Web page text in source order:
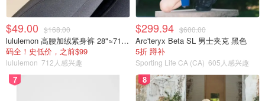
$49.00 $168.00
lululemon 高腰加绒紧身裤 28"≈71cm 5个口袋
码全！史低价，之前$99
lululemon 712人感兴趣
$299.94 $600.00
Arc'teryx Beta SL 男士夹克 黑色
5折 蹲补
Sporting Life CA (CA) 605人感兴趣
7 8